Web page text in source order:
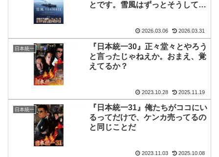
とです。雪風はずっとそうしてき
2026.03.06 2026.03.31
日本統一
『日本統一30』正々堂々とやろう
と言ったじゃねえか。おまえ、覚
えてるか？
2023.10.28 2025.11.19
日本統一
『日本統一31』俺たちがココにい
るってだけで、ケンカ売ってるの
と同じことだ
2023.11.03 2025.10.08